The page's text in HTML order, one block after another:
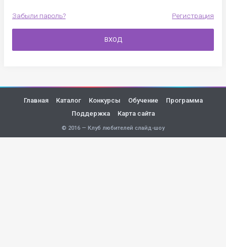
Забыли пароль? Регистрация
ВХОД
Главная Каталог Конкурсы Обучение
Программа
Поддержка
Карта сайта
© 2016 — Клуб любителей слайд-шоу